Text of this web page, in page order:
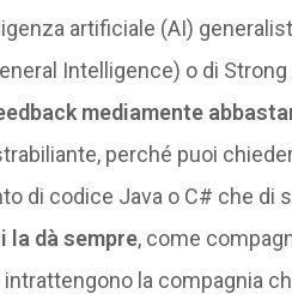
artificiale (AI)
Intelligence) o di
mediamente
perché puoi
di codice Java o C# che di
la dà sempre, come
la compagnia